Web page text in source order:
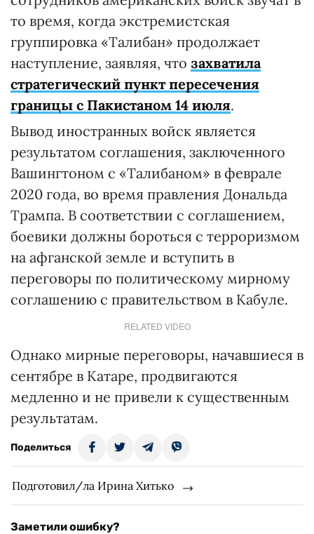
то время, когда экстремистская
группировка «Талибан» продолжает
наступление, заявляя, что захватила
стратегический пункт пересечения
границы с Пакистаном 14 июля.
Вывод иностранных войск является
результатом соглашения, заключенного
Вашингтоном с «Талибаном» в феврале
2020 года, во время правления Дональда
Трампа. В соответствии с соглашением,
боевики должны бороться с терроризмом
на афганской земле и вступить в
переговоры по политическому мирному
соглашению с правительством в Кабуле.
RELATED VIDEO
Однако мирные переговоры, начавшиеся в
сентябре в Катаре, продвигаются
медленно и не привели к существенным
результатам.
Поделиться
Подготовил/ла Ирина Хитько
Заметили ошибку?